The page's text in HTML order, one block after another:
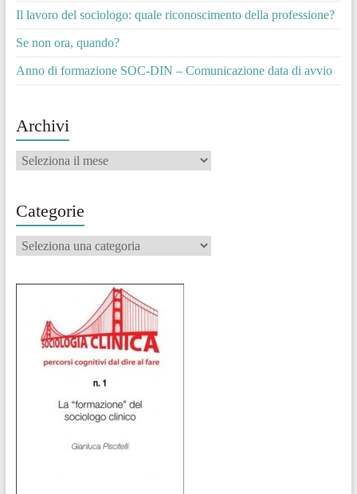
Il lavoro del sociologo: quale riconoscimento della professione?
Se non ora, quando?
Anno di formazione SOC-DIN – Comunicazione data di avvio
Archivi
Archivi
Categorie
Categorie